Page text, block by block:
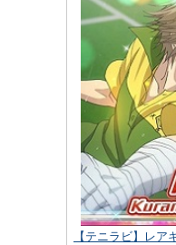
【テニラビ】レア